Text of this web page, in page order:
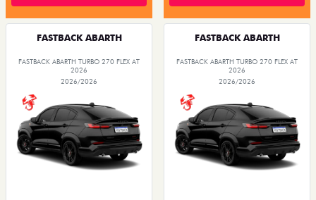
FASTBACK ABARTH
FASTBACK ABARTH TURBO 270 FLEX AT
2026
2026/2026
FASTBACK ABARTH
FASTBACK ABARTH TURBO 270 FLEX AT
2026
2026/2026